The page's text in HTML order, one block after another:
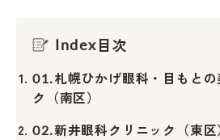
Index目次
01.札幌ひかげ眼科・目もと
ク（南区）
02.新井眼科クリニック（東区